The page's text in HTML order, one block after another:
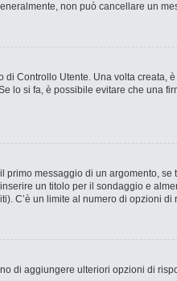
non può cancellare un
Controllo Utente. Una volta creata,
lo si fa, è possibile evitare che una
messaggio di un argomento,
un titolo per il sondaggio e
C’è un limite al numero di opzioni
di aggiungere ulteriori opzioni di